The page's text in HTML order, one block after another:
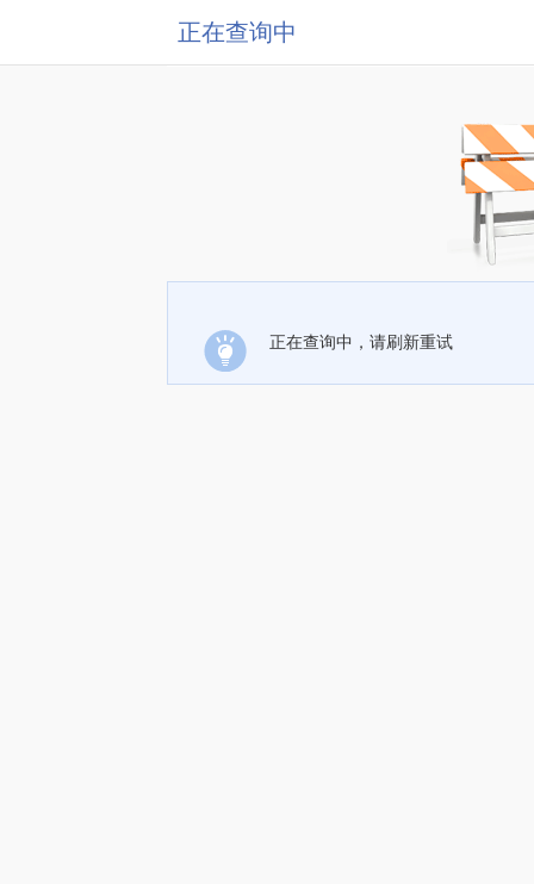
正在查询中
正在查询中，请刷新重试